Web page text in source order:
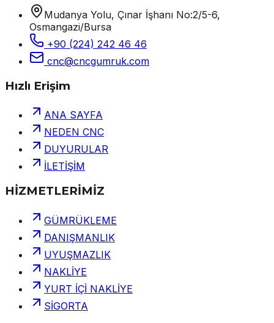
Mudanya Yolu, Çınar İşhanı No:2/5-6,
Osmangazi/Bursa
+90 (224) 242 46 46
cnc@cncgumruk.com
Hızlı Erişim
ANA SAYFA
NEDEN CNC
DUYURULAR
İLETİŞİM
HİZMETLERİMİZ
GÜMRÜKLEME
DANIŞMANLIK
UYUŞMAZLIK
NAKLİYE
YURT İÇİ NAKLİYE
SİGORTA